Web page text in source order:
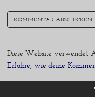
Diese Website verwendet
Erfahre, wie deine